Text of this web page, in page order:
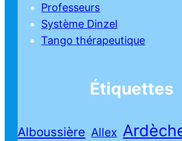
Professeurs
Système Dinzel
Tango thérapeutique
Étiquettes
Alboussière Allex